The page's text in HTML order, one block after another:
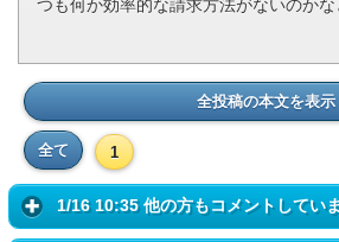
つも何か効率的な請求方法がないのかな
全投稿の本文を表示
全て 1